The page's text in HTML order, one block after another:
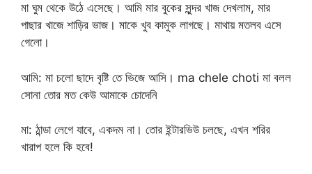
মা ঘুম থেকে উঠে এসেছে। আমি মার বুকের সুন্দর খাজ দেখলাম, মার
পাছার খাজে শাড়ির ভাজ। মাকে খুব কামুক লাগছে। মাথায় মতলব এসে
গেলো।
আমি: মা চলো ছাদে বৃষ্টি তে ভিজে আসি। ma chele choti মা বলল
সোনা তোর মত কেউ আমাকে চোদেনি
মা: ঠান্ডা লেগে যাবে, একদম না। তোর ইন্টারভিউ চলছে, এখন শরির
খারাপ হলে কি হবে!